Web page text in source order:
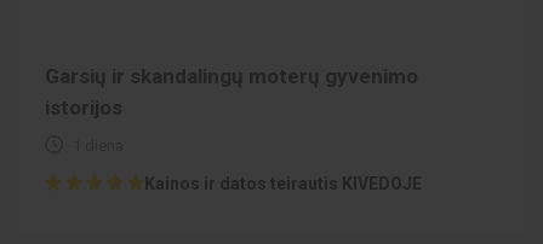
Garsių ir skandalingų moterų gyvenimo
istorijos
Kainos ir datos teirautis KIVEDOJE